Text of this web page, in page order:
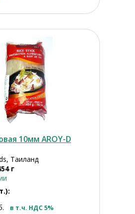
10мм AROY-D
Таиланд
г
в т.ч. НДС 5%